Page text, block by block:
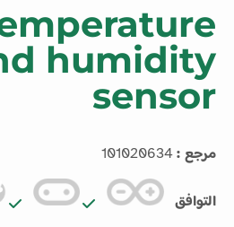
humidity
sensor
مرجع :
التوافق